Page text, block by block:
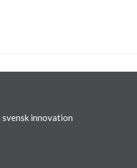
innovation